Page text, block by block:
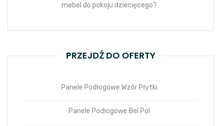
mebel do pokoju dziecięcego?
PRZEJDŹ DO OFERTY
Panele Podłogowe Wzór Płytki
Panele Podłogowe Bel Pol